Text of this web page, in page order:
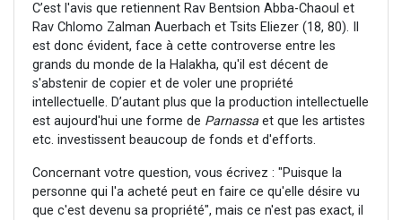
C’est l'avis que retiennent Rav Bentsion Abba-Chaoul et
Rav Chlomo Zalman Auerbach et Tsits Eliezer (18, 80). Il
est donc évident, face à cette controverse entre les
grands du monde de la Halakha, qu'il est décent de
s'abstenir de copier et de voler une propriété
intellectuelle. D’autant plus que la production intellectuelle
est aujourd'hui une forme de Parnassaet que les artistes
etc. investissent beaucoup de fonds et d'efforts.
Concernant votre question, vous écrivez : "Puisque la
personne qui l'a acheté peut en faire ce qu'elle désire vu
que c'est devenu sa propriété", mais ce n'est pas exact, il